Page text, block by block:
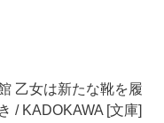
乙女は新たな靴を履
/ KADOKAWA [文庫]